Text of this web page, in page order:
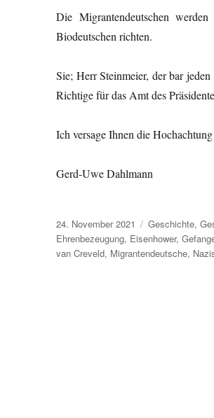
Die Migrantendeutschen
Biodeutschen richten.
Sie; Herr Steinmeier, der bar
Richtige für das Amt des
Ich versage Ihnen die Hochachtung
Gerd-Uwe Dahlmann
Veröffentlicht
am
24. November 2021 Kategorien
Geschichte,
Ehrenbezeugung, Eisenhower,
van Creveld, Migrantendeutsche,